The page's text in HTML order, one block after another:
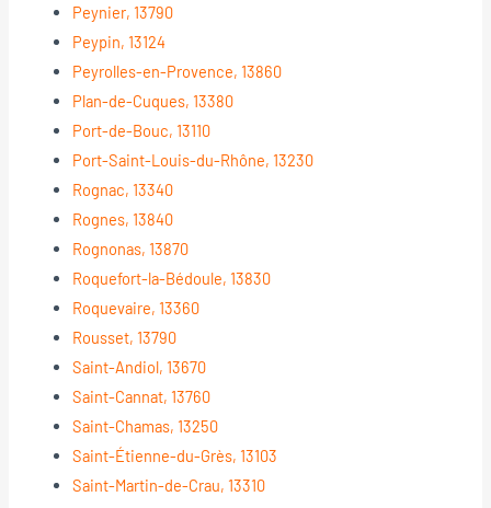
Peynier, 13790
Peypin, 13124
Peyrolles-en-Provence, 13860
Plan-de-Cuques, 13380
Port-de-Bouc, 13110
Port-Saint-Louis-du-Rhône, 13230
Rognac, 13340
Rognes, 13840
Rognonas, 13870
Roquefort-la-Bédoule, 13830
Roquevaire, 13360
Rousset, 13790
Saint-Andiol, 13670
Saint-Cannat, 13760
Saint-Chamas, 13250
Saint-Étienne-du-Grès, 13103
Saint-Martin-de-Crau, 13310